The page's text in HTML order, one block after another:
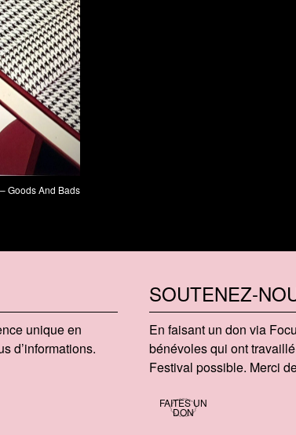
Goods And Bads
unique en
d’informations.
SOUTENEZ-
En faisant un don via
bénévoles qui ont
Festival possible. Merci
FAITES UN
DON